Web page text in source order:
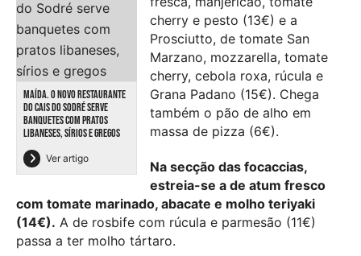
MAÍDA. O NOVO RESTAURANTE
DO CAIS DO SODRÉ SERVE
BANQUETES COM PRATOS
LIBANESES, SÍRIOS E GREGOS
Ver artigo
cherry e pesto (13€) e a
Prosciutto, de tomate San
Marzano, mozzarella, tomate
cherry, cebola roxa, rúcula e
Grana Padano (15€). Chega
também o pão de alho em
massa de pizza (6€).
Na secção das focaccias,
estreia-se a de atum fresco
com tomate marinado, abacate e molho teriyaki
(14€). A de rosbife com rúcula e parmesão (11€)
passa a ter molho tártaro.